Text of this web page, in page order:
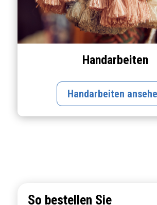
Handarbeiten
Handarbeiten
So bestellen Sie